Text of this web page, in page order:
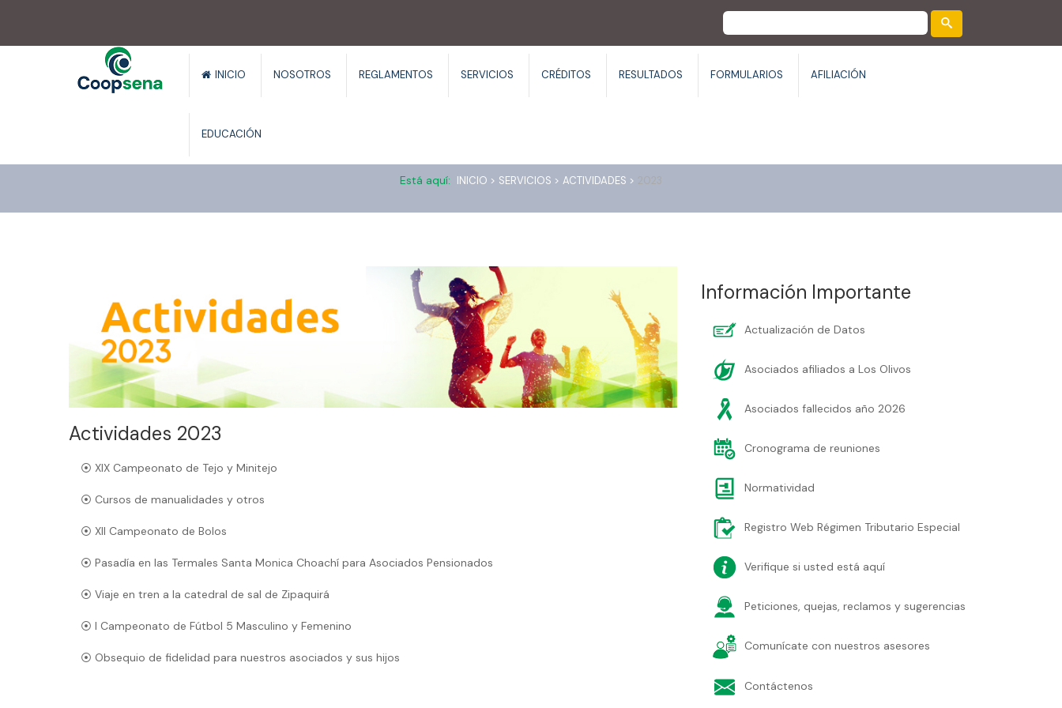
INICIO NOSOTROS REGLAMENTOS SERVICIOS CRÉDITOS RESULTADOS FORMULARIOS AFILIACIÓN
EDUCACIÓN
Está aquí: INICIO > SERVICIOS > ACTIVIDADES > 2023
Actividades 2023
⦿ XIX Campeonato de Tejo y Minitejo
⦿ Cursos de manualidades y otros
⦿ XII Campeonato de Bolos
⦿ Pasadía en las Termales Santa Monica Choachí para Asociados Pensionados
⦿ Viaje en tren a la catedral de sal de Zipaquirá
⦿ I Campeonato de Fútbol 5 Masculino y Femenino
⦿ Obsequio de fidelidad para nuestros asociados y sus hijos
Información Importante
Actualización de Datos
Asociados afiliados a Los Olivos
Asociados fallecidos año 2026
Cronograma de reuniones
Normatividad
Registro Web Régimen Tributario Especial
Verifique si usted está aquí
Peticiones, quejas, reclamos y sugerencias
Comunícate con nuestros asesores
Contáctenos